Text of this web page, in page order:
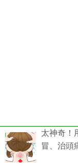
太神奇！
冒、治頭